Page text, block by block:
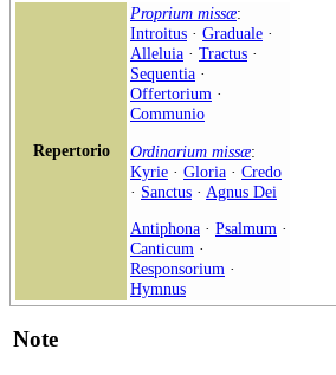
Repertorio
Proprium missæ:
Introitus · Graduale ·
Alleluia · Tractus ·
Sequentia ·
Offertorium ·
Communio
Ordinarium missæ:
Kyrie · Gloria · Credo
· Sanctus · Agnus Dei
Antiphona · Psalmum ·
Canticum ·
Responsorium ·
Hymnus
Note